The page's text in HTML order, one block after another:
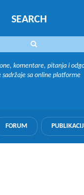
SEARCH
komentare, pitanja i
sadržaje sa online platforme
FORUM